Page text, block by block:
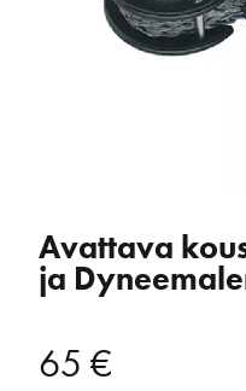
Avattava
ja
65 €